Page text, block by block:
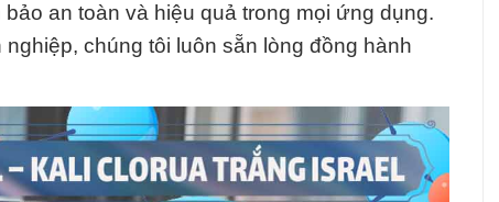
an toàn và hiệu quả trong mọi ứng dụng.
chúng tôi luôn sẵn lòng đồng hành